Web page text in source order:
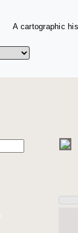
A cartographic